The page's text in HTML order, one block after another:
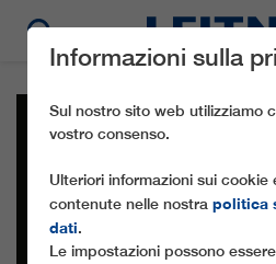
Informazioni sulla
Sul nostro sito web utilizziamo
vostro consenso.
Ulteriori informazioni sui cookie
contenute nelle nostra politica
dati.
Le impostazioni possono